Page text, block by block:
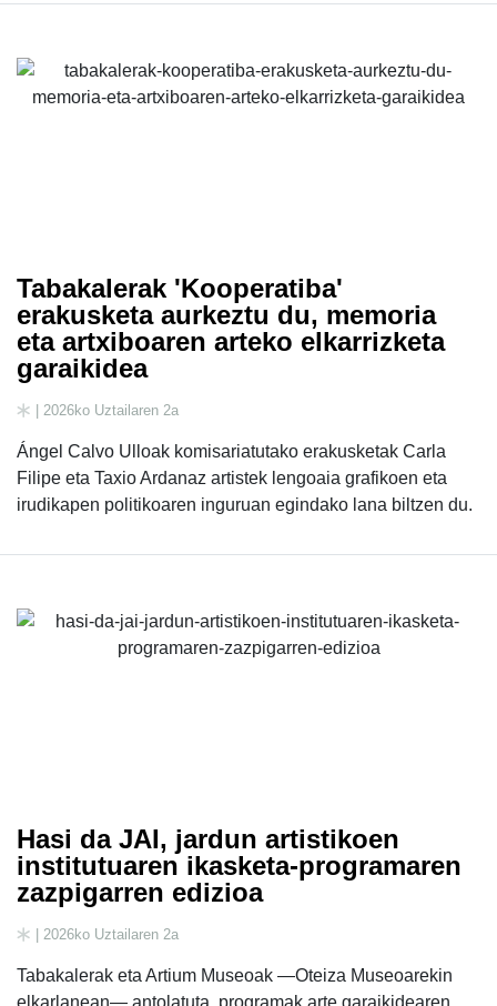
Tabakalerak 'Kooperatiba'
erakusketa aurkeztu du, memoria
eta artxiboaren arteko elkarrizketa
garaikidea
| 2026ko Uztailaren 2a
Ángel Calvo Ulloak komisariatutako erakusketak Carla
Filipe eta Taxio Ardanaz artistek lengoaia grafikoen eta
irudikapen politikoaren inguruan egindako lana biltzen du.
Hasi da JAI, jardun artistikoen
institutuaren ikasketa-programaren
zazpigarren edizioa
| 2026ko Uztailaren 2a
Tabakalerak eta Artium Museoak —Oteiza Museoarekin
elkarlanean— antolatuta, programak arte garaikidearen